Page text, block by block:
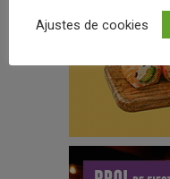
Ajustes de cookies